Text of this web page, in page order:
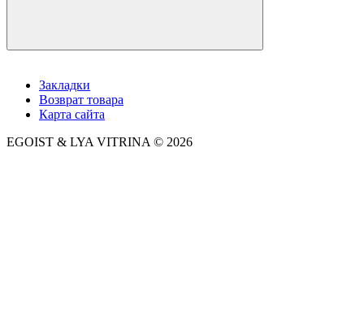
Закладки
Возврат товара
Карта сайта
EGOIST & LYA VITRINA © 2026